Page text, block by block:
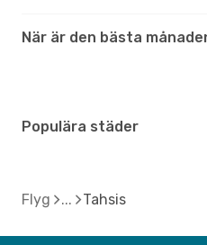
När är den bästa
Populära städer
Flyg Tahsis